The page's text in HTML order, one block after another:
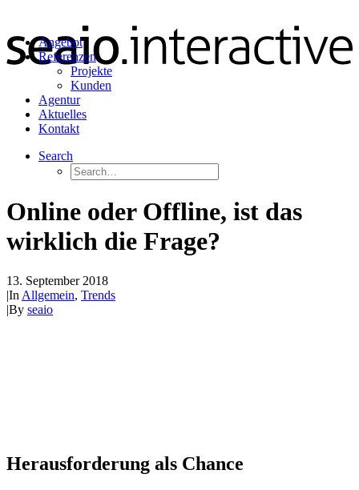
Angebot
Referenzen
Projekte
Kunden
Agentur
Aktuelles
Kontakt
Search
Online oder Offline, ist das
wirklich die Frage?
13. September 2018
|In Allgemein, Trends
|By seaio
Herausforderung als Chance